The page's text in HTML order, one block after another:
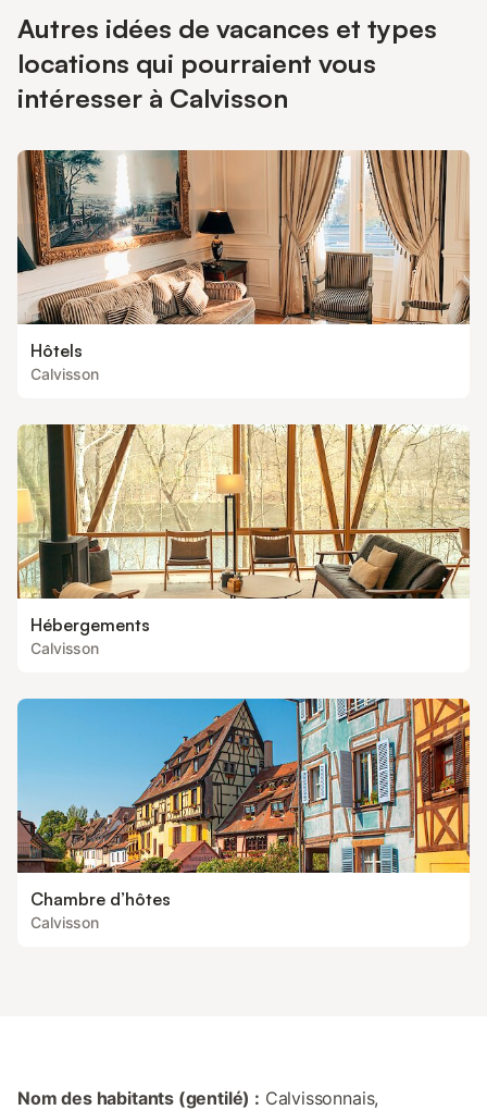
Autres idées de vacances et types
locations qui pourraient vous
intéresser à Calvisson
Hôtels
Calvisson
Hébergements
Calvisson
Chambre d’hôtes
Calvisson
Nom des habitants (gentilé) : Calvissonnais,